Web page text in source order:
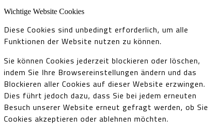
Wichtige Website Cookies
Diese Cookies sind unbedingt erforderlich, um alle
Funktionen der Website nutzen zu können.
Sie können Cookies jederzeit blockieren oder löschen,
indem Sie Ihre Browsereinstellungen ändern und das
Blockieren aller Cookies auf dieser Website erzwingen.
Dies führt jedoch dazu, dass Sie bei jedem erneuten
Besuch unserer Website erneut gefragt werden, ob Sie
Cookies akzeptieren oder ablehnen möchten.